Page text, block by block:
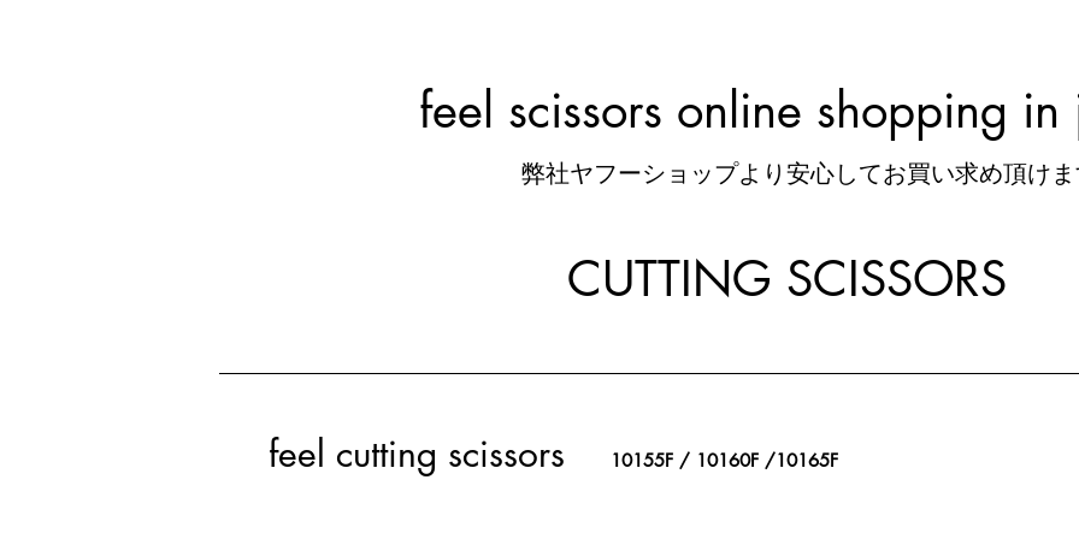
feel scissors online shopping in
弊社ヤフーショップより安心してお買い求め頂けま
CUTTING SCISSORS
feel cutting scissors 10155F / 10160F /10165F